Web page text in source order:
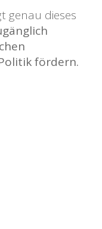
genau dieses
fördern.